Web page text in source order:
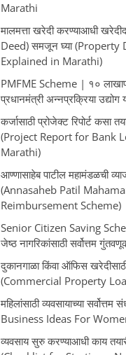
Marathi
मालमत्ता खरेदी करण्याआधी
Deed) समजून घ्या (Property
Explained in Marathi)
PMFME Scheme | १०
प्रधानमंत्री अन्नप्रक्रिया उद्योग
कर्जासाठी प्रोजेक्ट रिपोर्ट कसा
(Project Report for Bank
Marathi)
आण्णासाहेब पाटील महामंडळची
(Annasaheb Patil
Reimbursement Scheme)
Senior Citizen Saving
जेष्ठ नागरिकांसाठी सर्वोत्तम
दुकानगाळा किंवा ऑफिस
(Commercial Property
महिलांसाठी व्यवसायाच्या सर्वोत्तम
Business Ideas For
व्यवसाय सुरु करण्याआधी काय